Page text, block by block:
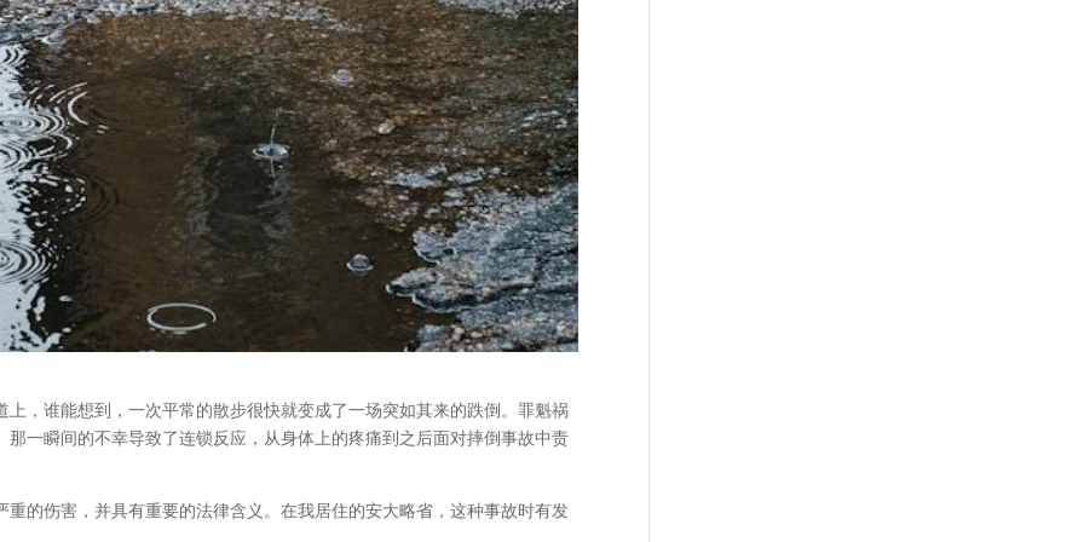
，谁能想到，一次平常的散步很快就变成了一场突如其来的跌倒。罪魁祸
一瞬间的不幸导致了连锁反应，从身体上的疼痛到之后面对摔倒事故中责
的伤害，并具有重要的法律含义。在我居住的安大略省，这种事故时有发